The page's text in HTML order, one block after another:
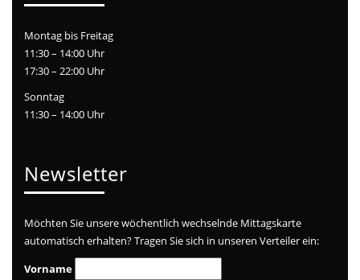
Montag bis Freitag
11:30 – 14:00 Uhr
17:30 – 22:00 Uhr
Sonntag
11:30 – 14:00 Uhr
Newsletter
Möchten Sie unsere wöchentlich wechselnde Mittagskarte
automatisch erhalten? Tragen Sie sich in unseren Verteiler ein:
Vorname